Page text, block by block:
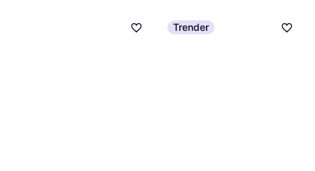
Trender